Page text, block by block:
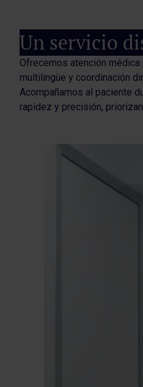
Un servicio
Ofrecemos atención
multilingüe y coordinación
Acompañamos al paciente
rapidez y precisión,